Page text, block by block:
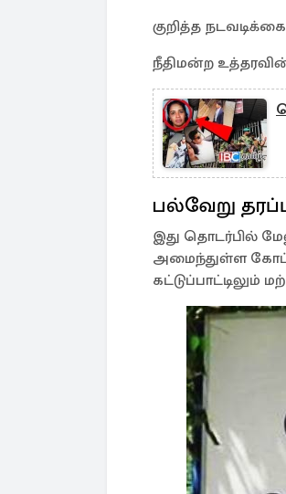
குறித்த
நீதிமன்ற
பல்வேறு
இது தொடர்பில்
அமைந்துள்ள
கட்டுப்பாட்டிலும்